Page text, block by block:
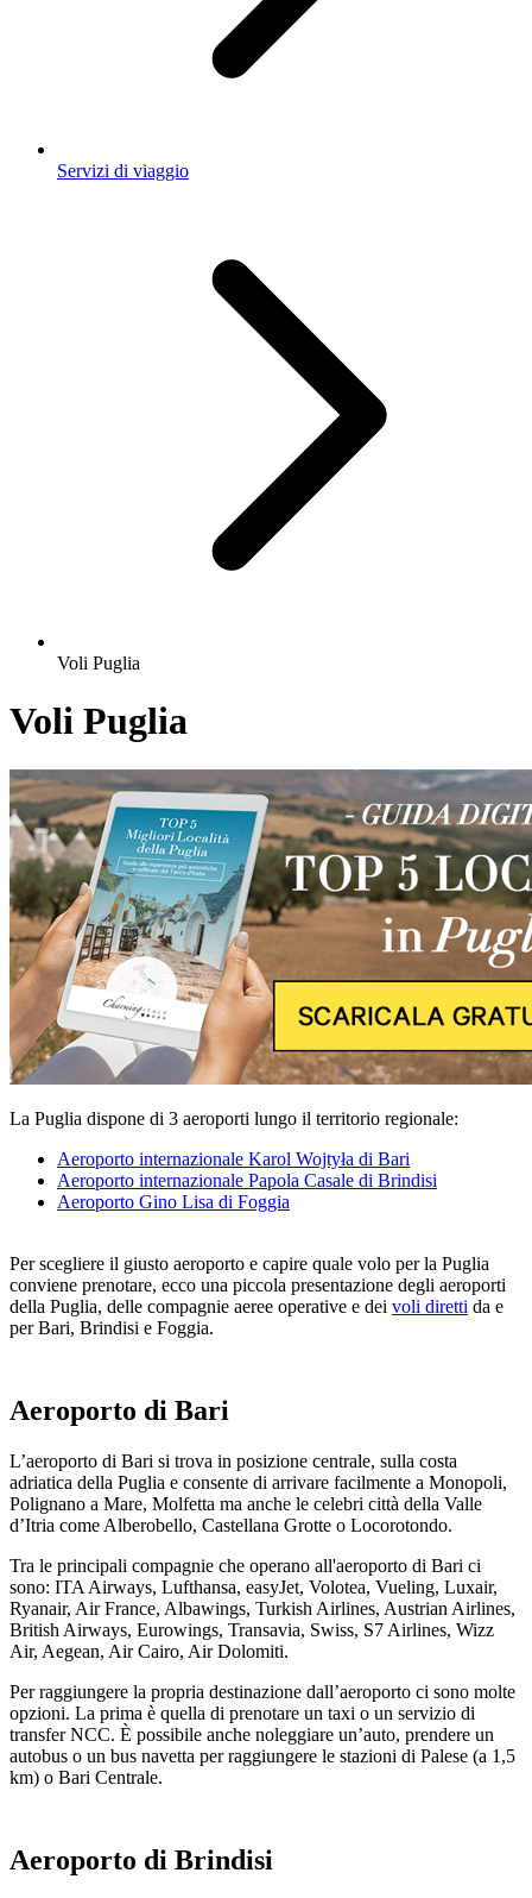
Servizi di viaggio
Voli Puglia
Voli Puglia
La Puglia dispone di 3 aeroporti lungo il territorio regionale:
Aeroporto internazionale Karol Wojtyła di Bari
Aeroporto internazionale Papola Casale di Brindisi
Aeroporto Gino Lisa di Foggia
Per scegliere il giusto aeroporto e capire quale volo per la Puglia
conviene prenotare, ecco una piccola presentazione degli aeroporti
della Puglia, delle compagnie aeree operative e dei voli diretti da e
per Bari, Brindisi e Foggia.
Aeroporto di Bari
L’aeroporto di Bari si trova in posizione centrale, sulla costa
adriatica della Puglia e consente di arrivare facilmente a Monopoli,
Polignano a Mare, Molfetta ma anche le celebri città della Valle
d’Itria come Alberobello, Castellana Grotte o Locorotondo.
Tra le principali compagnie che operano all'aeroporto di Bari ci
sono: ITA Airways, Lufthansa, easyJet, Volotea, Vueling, Luxair,
Ryanair, Air France, Albawings, Turkish Airlines, Austrian Airlines,
British Airways, Eurowings, Transavia, Swiss, S7 Airlines, Wizz
Air, Aegean, Air Cairo, Air Dolomiti.
Per raggiungere la propria destinazione dall’aeroporto ci sono molte
opzioni. La prima è quella di prenotare un taxi o un servizio di
transfer NCC. È possibile anche noleggiare un’auto, prendere un
autobus o un bus navetta per raggiungere le stazioni di Palese (a 1,5
km) o Bari Centrale.
Aeroporto di Brindisi